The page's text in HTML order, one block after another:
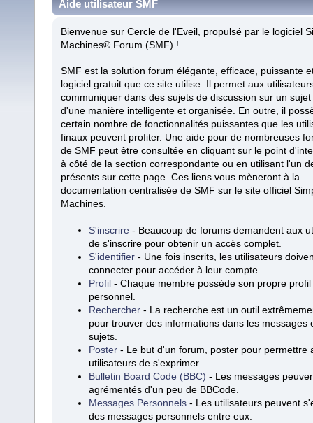
Aide utilisateur SMF
Bienvenue sur Cercle de l'Eveil, propulsé par le logiciel
Machines® Forum (SMF) !
SMF est la solution forum élégante, efficace, puissante
logiciel gratuit que ce site utilise. Il permet aux
communiquer dans des sujets de discussion sur un
d'une manière intelligente et organisée. En outre, il
certain nombre de fonctionnalités puissantes que les
finaux peuvent profiter. Une aide pour de nombreuses
de SMF peut être consultée en cliquant sur le point
à côté de la section correspondante ou en utilisant l'un
présents sur cette page. Ces liens vous mèneront à la
documentation centralisée de SMF sur le site officiel
Machines.
S'inscrire - Beaucoup de forums demandent aux
de s'inscrire pour obtenir un accès complet.
S'identifier - Une fois inscrits, les utilisateurs
connecter pour accéder à leur compte.
Profil - Chaque membre possède son propre profil
personnel.
Rechercher - La recherche est un outil
pour trouver des informations dans les messages
sujets.
Poster - Le but d'un forum, poster pour permettre
utilisateurs de s'exprimer.
Bulletin Board Code (BBC) - Les messages
agrémentés d'un peu de BBCode.
Messages Personnels - Les utilisateurs peuvent
des messages personnels entre eux.